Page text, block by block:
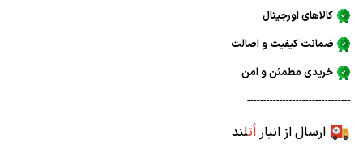
کالاهای اورجینال
ضمانت کیفیت و اصالت
خریدی مطمئن و امن
--------------------------------
ارسال از انباراُتلند